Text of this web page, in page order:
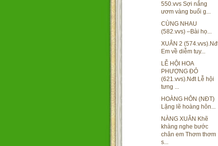
550.vvs Sợi nắng
ươm vàng buổi g...
CÙNG NHAU
(582.vvs) –Bài họ...
XUÂN 2
Em về diễm tuy...
LỄ HỘI HOA
PHƯỢNG ĐỎ
(621.vvs).Nđt Lễ hội
tưng ...
HOÀNG HÔN (NĐT)
Lặng lẽ hoàng hôn...
NÀNG XUÂN Khẽ
khàng nghe bước
chân em Thơm thơm
s...